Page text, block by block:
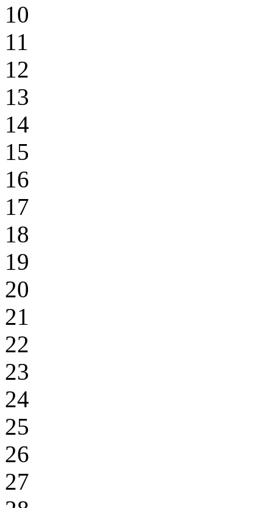
10
11
12
13
14
15
16
17
18
19
20
21
22
23
24
25
26
27